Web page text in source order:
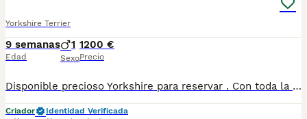
Yorkshire Terrier
9 semanas
Edad
1
Sexo
1200 €
Precio
Disponible precioso Yorkshire para reservar . Con toda la documentación al día, vacunado,desparasitado y con la cartilla adecuada a su edad. Estamos en Sevilla, también disponemos de transporte. Criados en ambiente familiar súper cariñosos y sociables. Pregunten sin compromiso
Criador
Identidad Verificada